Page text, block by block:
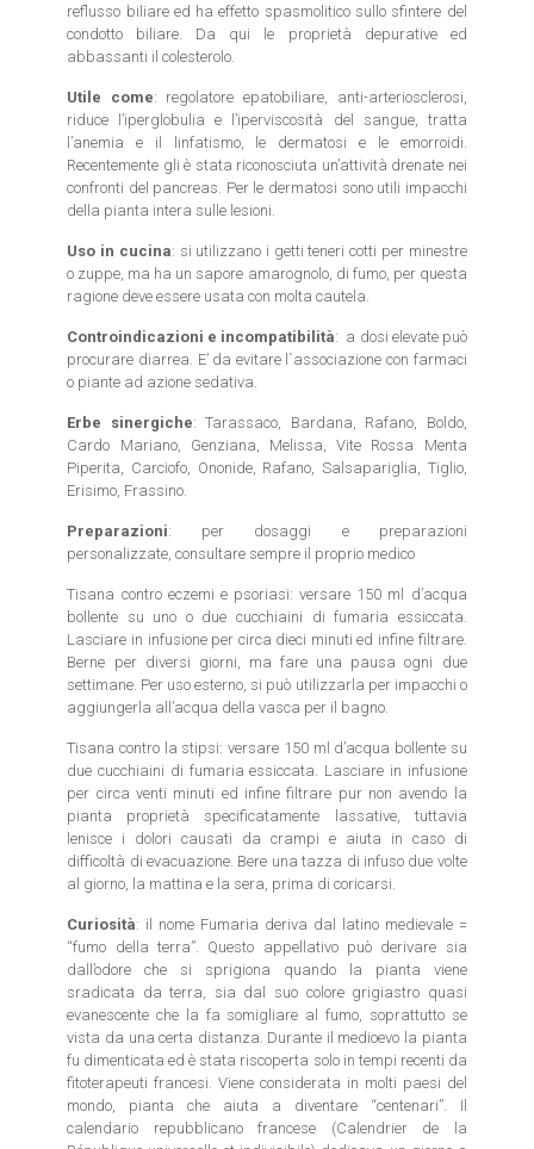
reflusso biliare ed ha effetto spasmolitico sullo sfintere del
condotto biliare. Da qui le proprietà depurative ed
abbassanti il colesterolo.
Utile come: regolatore epatobiliare, anti-arteriosclerosi,
riduce l’iperglobulia e l’iperviscosità del sangue, tratta
l’anemia e il linfatismo, le dermatosi e le emorroidi.
Recentemente gli è stata riconosciuta un’attività drenate nei
confronti del pancreas. Per le dermatosi sono utili impacchi
della pianta intera sulle lesioni.
Uso in cucina: si utilizzano i getti teneri cotti per minestre
o zuppe, ma ha un sapore amarognolo, di fumo, per questa
ragione deve essere usata con molta cautela.
Controindicazioni e incompatibilità: a dosi elevate può
procurare diarrea. E’ da evitare l´associazione con farmaci
o piante ad azione sedativa.
Erbe sinergiche: Tarassaco, Bardana, Rafano, Boldo,
Cardo Mariano, Genziana, Melissa, Vite Rossa Menta
Piperita, Carciofo, Ononide, Rafano, Salsapariglia, Tiglio,
Erisimo, Frassino.
Preparazioni: per dosaggi e preparazioni
personalizzate, consultare sempre il proprio medico
Tisana contro eczemi e psoriasi: versare 150 ml d’acqua
bollente su uno o due cucchiaini di fumaria essiccata.
Lasciare in infusione per circa dieci minuti ed infine filtrare.
Berne per diversi giorni, ma fare una pausa ogni due
settimane. Per uso esterno, si può utilizzarla per impacchi o
aggiungerla all’acqua della vasca per il bagno.
Tisana contro la stipsi: versare 150 ml d’acqua bollente su
due cucchiaini di fumaria essiccata. Lasciare in infusione
per circa venti minuti ed infine filtrare pur non avendo la
pianta proprietà specificatamente lassative, tuttavia
lenisce i dolori causati da crampi e aiuta in caso di
difficoltà di evacuazione. Bere una tazza di infuso due volte
al giorno, la mattina e la sera, prima di coricarsi.
Curiosità: il nome Fumaria deriva dal latino medievale =
“fumo della terra”. Questo appellativo può derivare sia
dall’odore che si sprigiona quando la pianta viene
sradicata da terra, sia dal suo colore grigiastro quasi
evanescente che la fa somigliare al fumo, soprattutto se
vista da una certa distanza. Durante il medioevo la pianta
fu dimenticata ed è stata riscoperta solo in tempi recenti da
fitoterapeuti francesi. Viene considerata in molti paesi del
mondo, pianta che aiuta a diventare “centenari”. Il
calendario repubblicano francese (Calendrier de la